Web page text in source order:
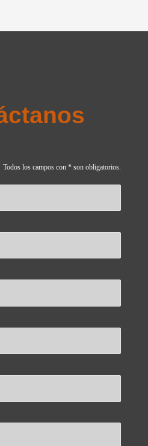
Todos los campos con * son obligatorios.